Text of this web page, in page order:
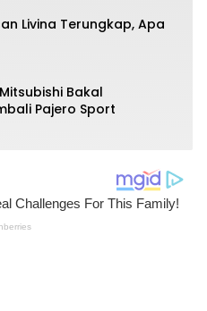
Livina Terungkap, Apa
Bakal
Pajero Sport